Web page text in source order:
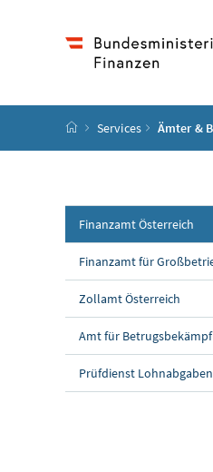
Startseite
Services Ämter &
Finanzamt Österreich
Finanzamt für
Zollamt Österreich
Amt für
Prüfdienst